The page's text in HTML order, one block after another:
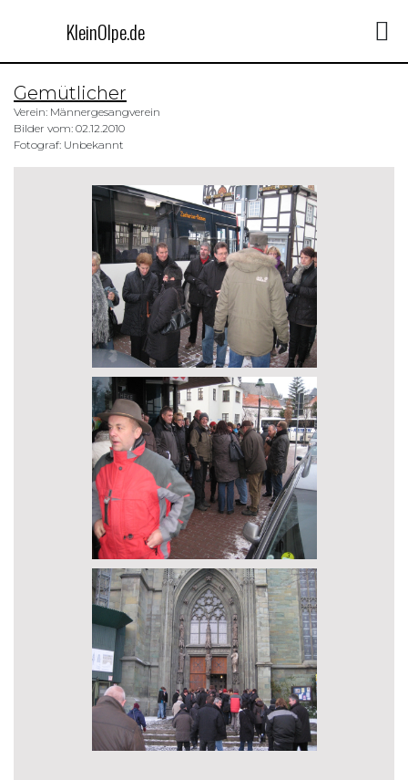
KleinOlpe.de
Gemütlicher
Verein: Männergesangverein
Bilder vom: 02.12.2010
Fotograf: Unbekannt